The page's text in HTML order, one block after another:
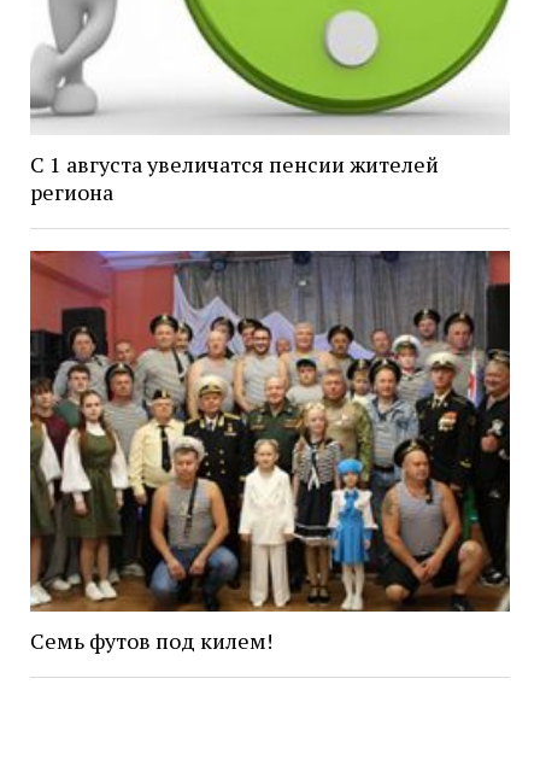
С 1 августа увеличатся пенсии жителей
региона
Семь футов под килем!